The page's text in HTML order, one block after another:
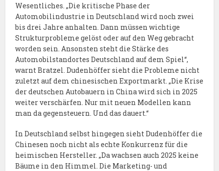
Wesentliches. „Die kritische Phase der
Automobilindustrie in Deutschland wird noch zwei
bis drei Jahre anhalten. Dann müssen wichtige
Strukturprobleme gelöst oder auf den Weg gebracht
worden sein. Ansonsten steht die Stärke des
Automobilstandortes Deutschland auf dem Spiel“,
warnt Bratzel. Dudenhöffer sieht die Probleme nicht
zuletzt auf dem chinesischen Exportmarkt. „Die Krise
der deutschen Autobauern in China wird sich in 2025
weiter verschärfen. Nur mit neuen Modellen kann
man da gegensteuern. Und das dauert.“
In Deutschland selbst hingegen sieht Dudenhöffer die
Chinesen noch nicht als echte Konkurrenz für die
heimischen Hersteller. „Da wachsen auch 2025 keine
Bäume in den Himmel. Die Marketing- und